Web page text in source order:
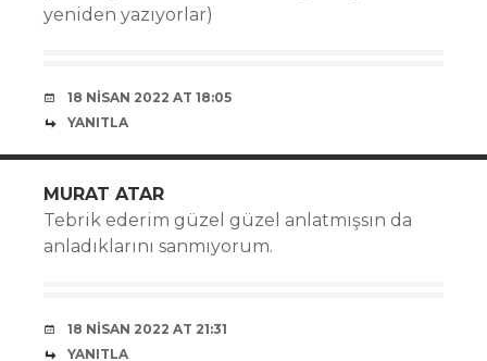
yeniden yazıyorlar)
18 NISAN 2022 AT 18:05
YANITLA
MURAT ATAR
Tebrik ederim güzel güzel anlatmışsın da
anladıklarını sanmıyorum.
18 NISAN 2022 AT 21:31
YANITLA